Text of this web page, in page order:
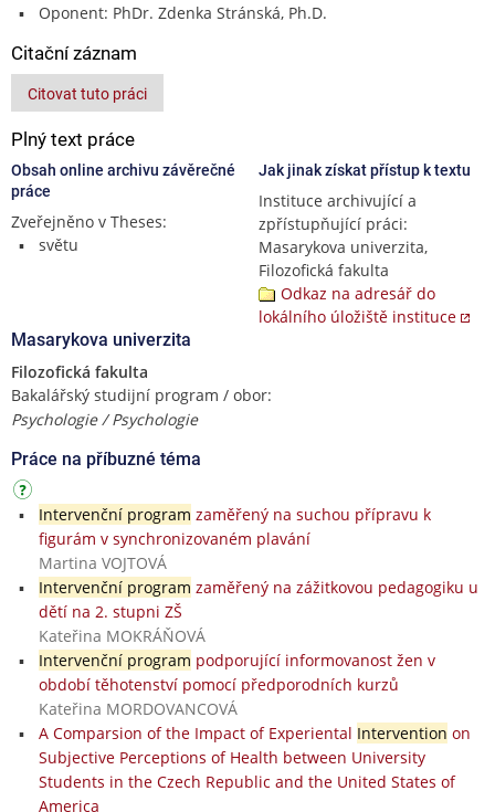
Oponent: PhDr. Zdenka Stránská, Ph.D.
Citační záznam
Citovat tuto práci
Plný text práce
Obsah online archivu závěrečné
práce
Zveřejněno v Theses:
světu
Jak jinak získat přístup k textu
Instituce archivující a
zpřístupňující práci:
Masarykova univerzita,
Filozofická fakulta
Odkaz na adresář do
lokálního úložiště instituce
Masarykova univerzita
Filozofická fakulta
Bakalářský studijní program / obor:
Psychologie / Psychologie
Práce na příbuzné téma
Intervenční program zaměřený na suchou přípravu k
figurám v synchronizovaném plavání
Martina VOJTOVÁ
Intervenční program zaměřený na zážitkovou pedagogiku u
dětí na 2. stupni ZŠ
Kateřina MOKRÁŇOVÁ
Intervenční program podporující informovanost žen v
období těhotenství pomocí předporodních kurzů
Kateřina MORDOVANCOVÁ
A Comparsion of the Impact of Experiental Intervention on
Subjective Perceptions of Health between University
Students in the Czech Republic and the United States of
America